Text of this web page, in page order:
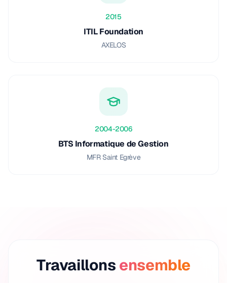
2015
ITIL Foundation
AXELOS
2004-2006
BTS Informatique de Gestion
MFR Saint Egrève
Travaillons ensemble